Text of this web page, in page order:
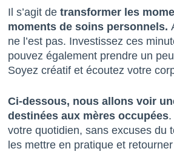
Il s’agit de transformer les
moments de soins personnels.
ne l’est pas. Investissez ces
pouvez également prendre un
Soyez créatif et écoutez votre
Ci-dessous, nous allons voir
destinées aux mères occupées
votre quotidien, sans excuses du
les mettre en pratique et